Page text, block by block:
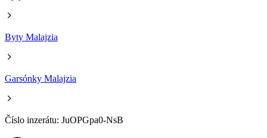
Byty Malajzia
Garsónky Malajzia
Číslo inzerátu: JuOPGpa0-NsB